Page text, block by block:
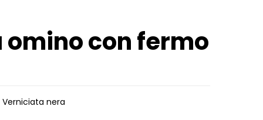
con fermo
nera